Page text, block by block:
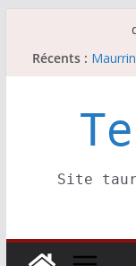
Récents :
Les
Site